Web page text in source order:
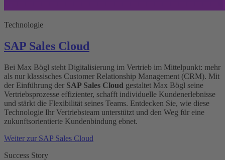
Technologie
SAP Sales Cloud
Bei Max Bögl steht Digitalisierung im Vertrieb im Mittelpunkt: mehr
als nur klassisches Customer Relationship Management (CRM). Mit
der Einführung der SAP Sales Cloud gestaltet Max Bögl seine
Vertriebsprozesse effizienter, schafft individuelle Kundenerlebnisse
und stärkt die Flexibilität seines Teams. Entdecken Sie, wie diese
Technologie Ihr Vertriebsteam unterstützt und den Weg für eine
zukunftsorientierte Kundenbindung ebnet.
Weiter zur SAP Sales Cloud
Success Story